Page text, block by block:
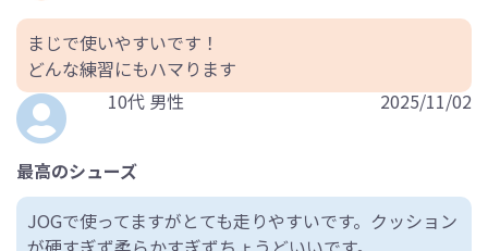
まじで使いやすいです！
どんな練習にもハマります
10代 男性
2025/11/02
最高のシューズ
JOGで使ってますがとても走りやすいです。クッション